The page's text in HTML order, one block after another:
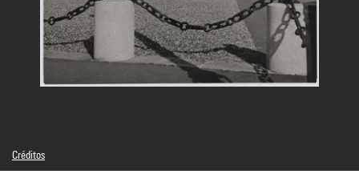
Créditos
© Jean Moral, Brigitte Moral, SAIF